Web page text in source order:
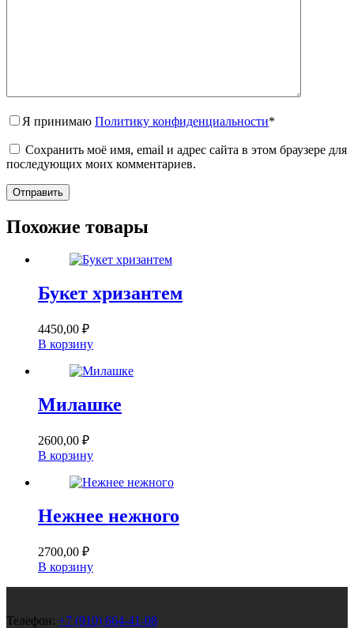
Я принимаю Политику конфиденциальности*
Сохранить моё имя, email и адрес сайта в этом браузере для
последующих моих комментариев.
Отправить
Похожие товары
Букет хризантем
4450,00 ₽
В корзину
Милашке
2600,00 ₽
В корзину
Нежнее нежного
2700,00 ₽
В корзину
Телефон: +7 (910) 664-41-08